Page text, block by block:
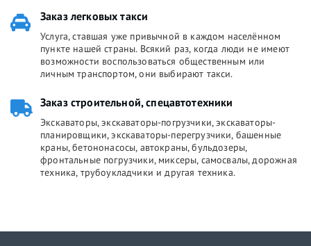
Заказ легковых такси
Услуга, ставшая уже привычной в каждом населённом
пункте нашей страны. Всякий раз, когда люди не имеют
возможности воспользоваться общественным или
личным транспортом, они выбирают такси.
Заказ строительной, спецавтотехники
Экскаваторы, экскаваторы-погрузчики, экскаваторы-
планировщики, экскаваторы-перегрузчики, башенные
краны, бетононасосы, автокраны, бульдозеры,
фронтальные погрузчики, миксеры, самосвалы, дорожная
техника, трубоукладчики и другая техника.